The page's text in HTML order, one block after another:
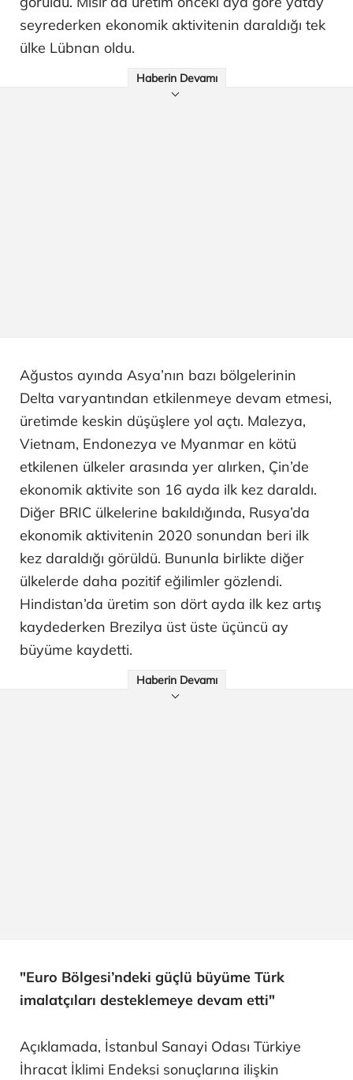
seyrederken ekonomik aktivitenin daraldığı tek
ülke Lübnan oldu.
Haberin Devamı
Ağustos ayında Asya’nın bazı bölgelerinin
Delta varyantından etkilenmeye devam etmesi,
üretimde keskin düşüşlere yol açtı. Malezya,
Vietnam, Endonezya ve Myanmar en kötü
etkilenen ülkeler arasında yer alırken, Çin’de
ekonomik aktivite son 16 ayda ilk kez daraldı.
Diğer BRIC ülkelerine bakıldığında, Rusya’da
ekonomik aktivitenin 2020 sonundan beri ilk
kez daraldığı görüldü. Bununla birlikte diğer
ülkelerde daha pozitif eğilimler gözlendi.
Hindistan’da üretim son dört ayda ilk kez artış
kaydederken Brezilya üst üste üçüncü ay
büyüme kaydetti.
Haberin Devamı
"Euro Bölgesi’ndeki güçlü büyüme Türk
imalatçıları desteklemeye devam etti"
Açıklamada, İstanbul Sanayi Odası Türkiye
İhracat İklimi Endeksi sonuçlarına ilişkin